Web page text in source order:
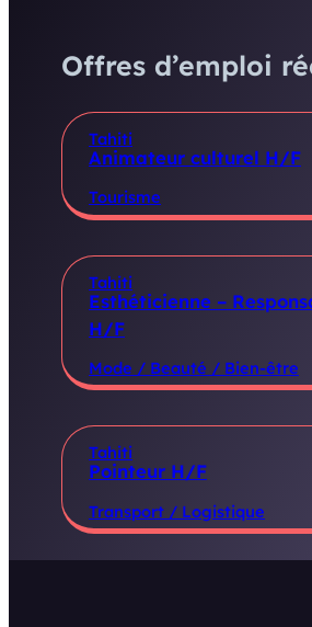
Offres d’emploi
Tahiti
Animateur culturel H/F
Tourisme
Tahiti
Esthéticienne –
H/F
Mode / Beauté / Bien-être
Tahiti
Pointeur H/F
Transport / Logistique